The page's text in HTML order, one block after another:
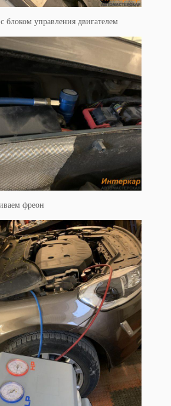
блоком управления двигателем
фреон